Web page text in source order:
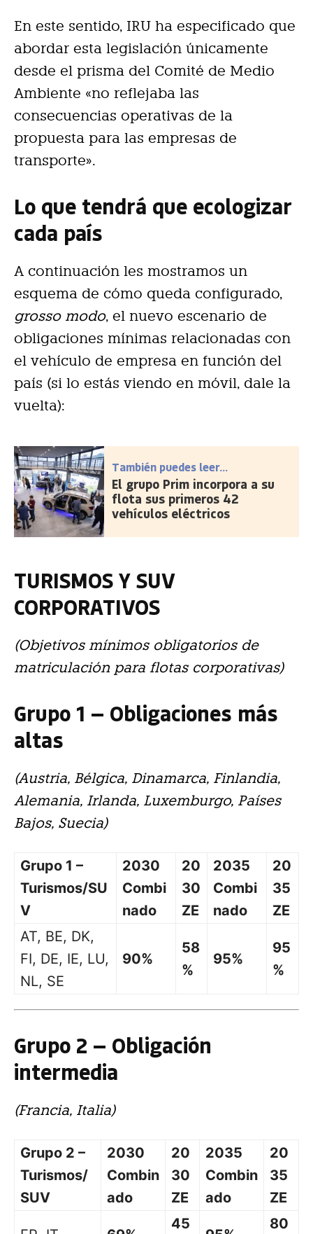
En este sentido, IRU ha especificado que
abordar esta legislación únicamente
desde el prisma del Comité de Medio
Ambiente «no reflejaba las
consecuencias operativas de la
propuesta para las empresas de
transporte».
Lo que tendrá que ecologizar
cada país
A continuación les mostramos un
esquema de cómo queda configurado,
grosso modo, el nuevo escenario de
obligaciones mínimas relacionadas con
el vehículo de empresa en función del
país (si lo estás viendo en móvil, dale la
vuelta):
También puedes leer...
El grupo Prim incorpora a su
flota sus primeros 42
vehículos eléctricos
TURISMOS Y SUV
CORPORATIVOS
(Objetivos mínimos obligatorios de
matriculación para flotas corporativas)
Grupo 1 — Obligaciones más
altas
(Austria, Bélgica, Dinamarca, Finlandia,
Alemania, Irlanda, Luxemburgo, Países
Bajos, Suecia)
Grupo 1 –
Turismos/SU
V
2030
Combi
nado
20
30
ZE
2035
Combi
nado
20
35
ZE
AT, BE, DK,
FI, DE, IE, LU,
NL, SE
90%
58
%
95%
95
%
Grupo 2 — Obligación
intermedia
(Francia, Italia)
Grupo 2 –
Turismos/
SUV
2030
Combin
ado
20
30
ZE
2035
Combin
ado
20
35
ZE
45 80